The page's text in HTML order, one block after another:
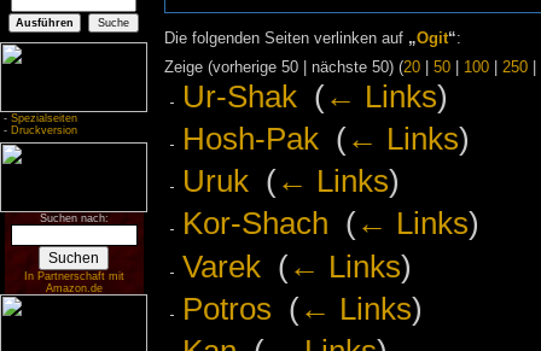
- Spezialseiten
- Druckversion
Suchen nach:
In Partnerschaft mit
Amazon.de
Die folgenden Seiten verlinken auf „Ogit“:
Zeige (vorherige 50 | nächste 50) (20| 50| 100| 250|
Ur-Shak‎ (← Links)
Hosh-Pak‎ (← Links)
Uruk‎ (← Links)
Kor-Shach (← Links)
Varek‎ (← Links)
Potros (← Links)